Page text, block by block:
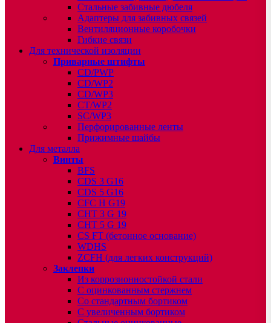
Стальные забивные дюбеля
Адаптеры для забивных связей
Вентиляционные коробочки
Гибкие связи
Для технической изоляции
Приварные штифты
CD/PWP
CD/WP2
CD/WP3
CT/WP2
SC/WP3
Перфорированные ленты
Прижимные шайбы
Для металла
Винты
BFS
CDS 3 G16
CDS 5 G16
CFC H G19
CHT 3 G 19
CHT 5 G 19
CS FT (бетонное основание)
WDHS
ZCFH (для легких конструкций)
Заклепки
Из коррозионностойкой стали
С оцинкованным стержнем
Со стандартным бортиком
С увеличенным бортиком